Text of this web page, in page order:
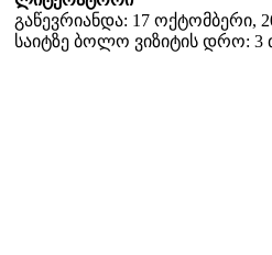
გაწევრიანდა: 17 ოქტომბერი,
საიტზე ბოლო ვიზიტის დრო: 3